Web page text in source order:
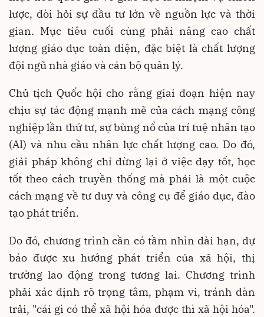
lược, đòi hỏi sự đầu tư lớn về nguồn lực và thời
gian. Mục tiêu cuối cùng phải nâng cao chất
lượng giáo dục toàn diện, đặc biệt là chất lượng
đội ngũ nhà giáo và cán bộ quản lý.
Chủ tịch Quốc hội cho rằng giai đoạn hiện nay
chịu sự tác động mạnh mẽ của cách mạng công
nghiệp lần thứ tư, sự bùng nổ của trí tuệ nhân tạo
(AI) và nhu cầu nhân lực chất lượng cao. Do đó,
giải pháp không chỉ dừng lại ở việc dạy tốt, học
tốt theo cách truyền thống mà phải là một cuộc
cách mạng về tư duy và công cụ để giáo dục, đào
tạo phát triển.
Do đó, chương trình cần có tầm nhìn dài hạn, dự
báo được xu hướng phát triển của xã hội, thị
trường lao động trong tương lai. Chương trình
phải xác định rõ trọng tâm, phạm vi, tránh dàn
trải, "cái gì có thể xã hội hóa được thì xã hội hóa".